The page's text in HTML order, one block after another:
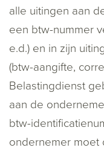
alle uitingen aan
een btw-nummer
e.d.) en in zijn
(btw-aangifte,
Belastingdienst
aan de
btw-
ondernemer moet